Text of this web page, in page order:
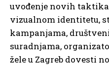
uvođenje novih
vizualnom identitetu,
kampanjama,
suradnjama,
žele u Zagreb dovesti